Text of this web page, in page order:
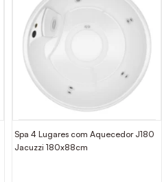
Spa 4 Lugares com Aquecedor J180
Jacuzzi 180x88cm